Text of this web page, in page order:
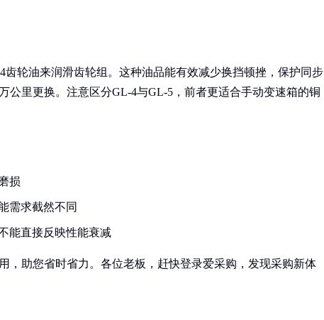
轮油来润滑齿轮组。这种油品能有效减少换挡顿挫，保护同步
公里更换。注意区分GL-4与GL-5，前者更适合手动变速箱的铜
损
需求截然不同
能直接反映性能衰减
，助您省时省力。各位老板，赶快登录爱采购，发现采购新体